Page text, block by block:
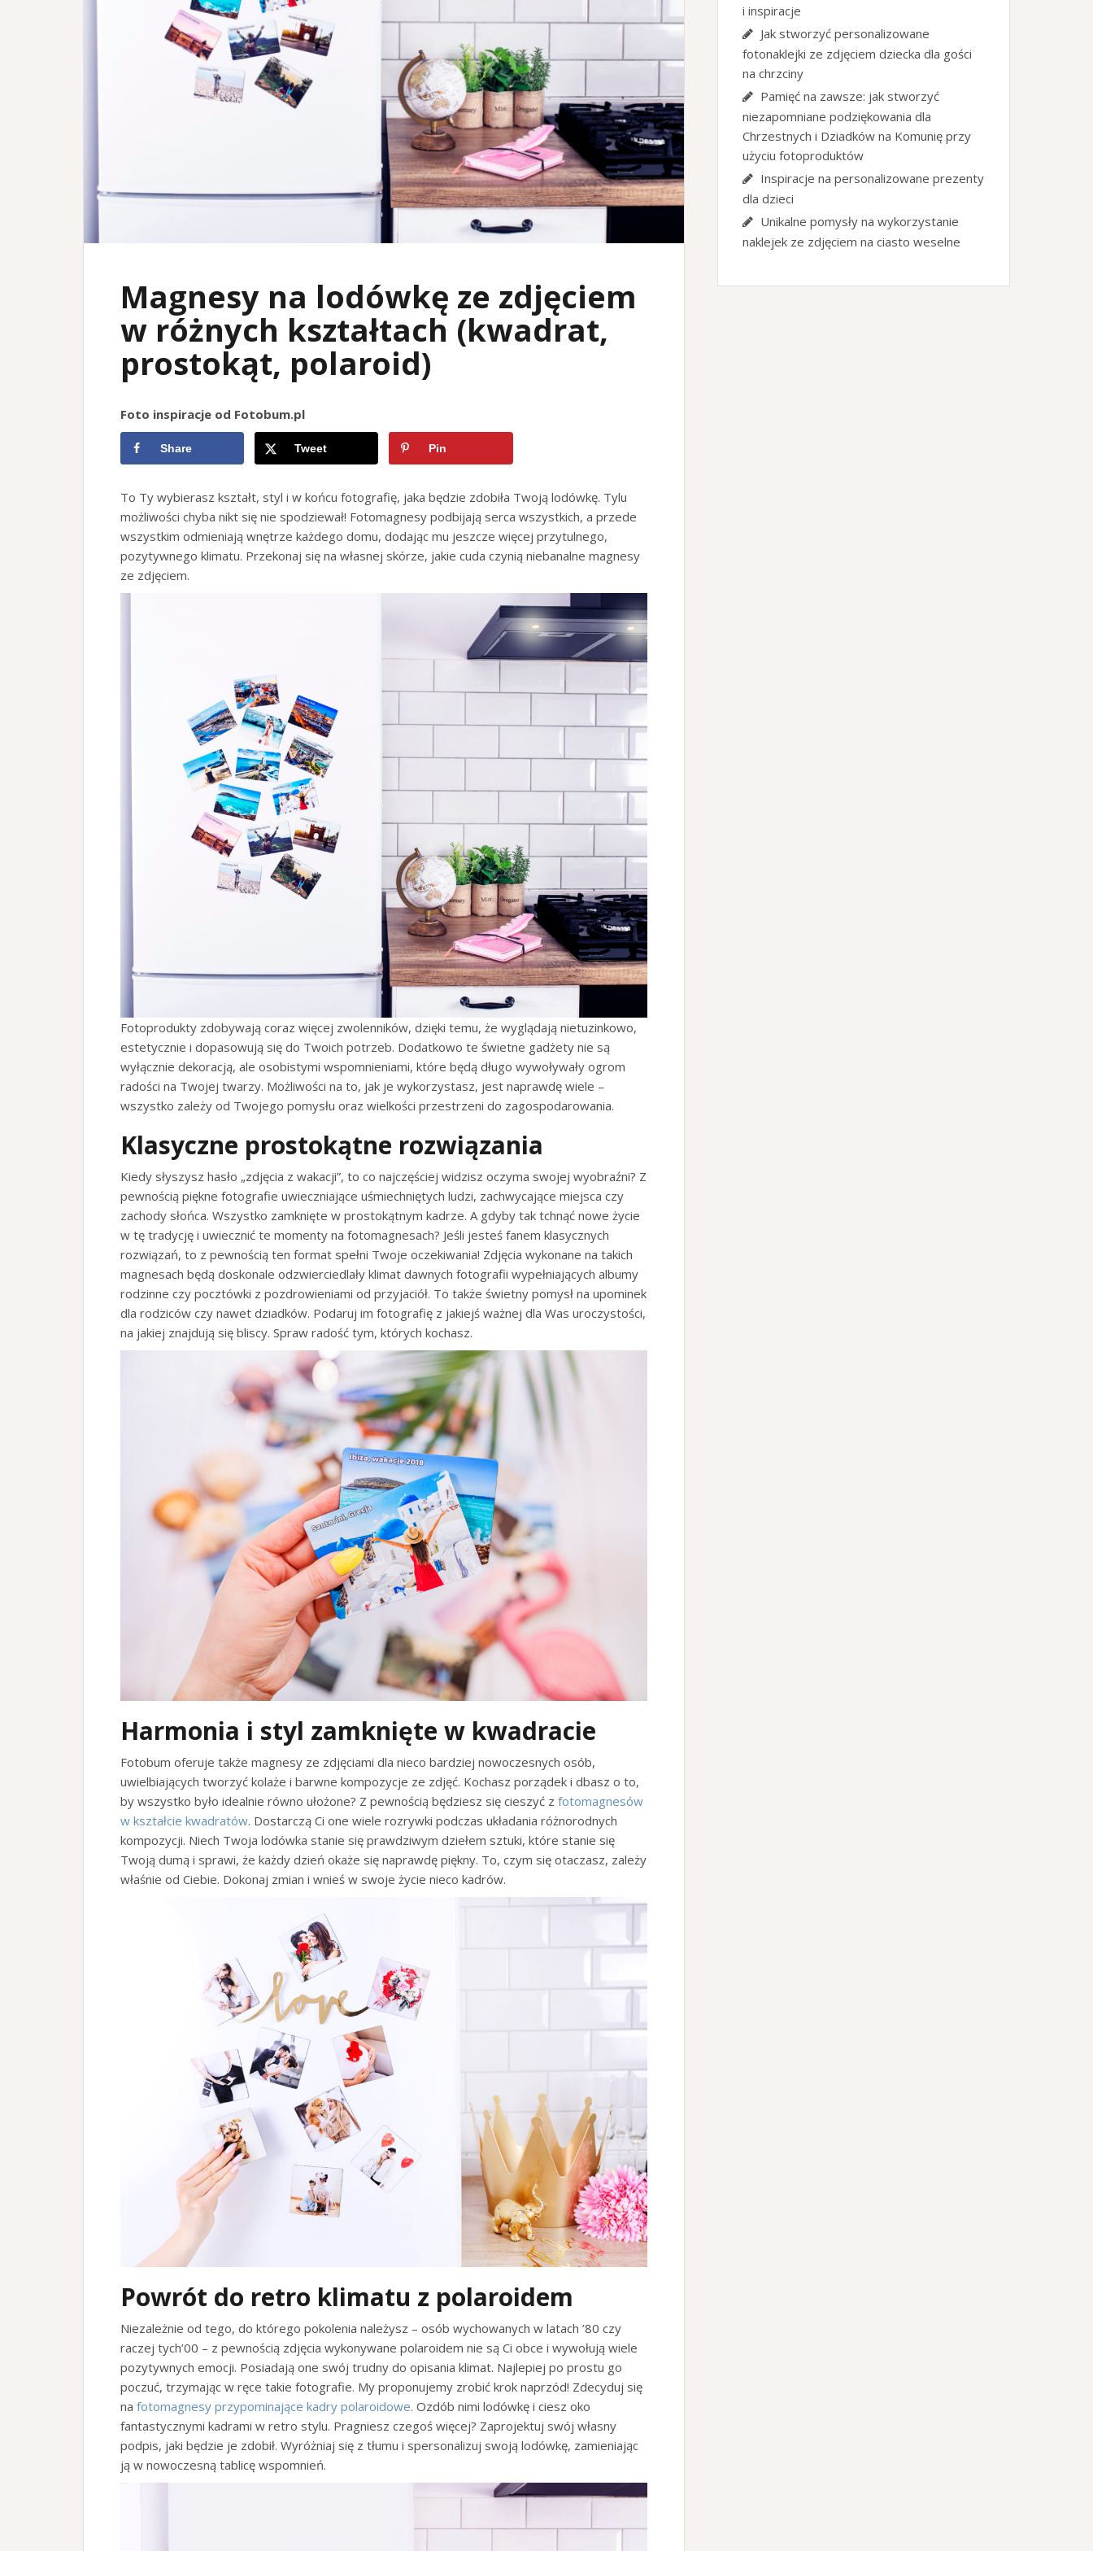
Magnesy na lodówkę ze zdjęciem
w różnych kształtach (kwadrat,
prostokąt, polaroid)
Foto inspiracje od Fotobum.pl
Share Tweet Pin
To Ty wybierasz kształt, styl i w końcu fotografię, jaka będzie zdobiła Twoją lodówkę. Tylu
możliwości chyba nikt się nie spodziewał! Fotomagnesy podbijają serca wszystkich, a przede
wszystkim odmieniają wnętrze każdego domu, dodając mu jeszcze więcej przytulnego,
pozytywnego klimatu. Przekonaj się na własnej skórze, jakie cuda czynią niebanalne magnesy
ze zdjęciem.
Fotoprodukty zdobywają coraz więcej zwolenników, dzięki temu, że wyglądają nietuzinkowo,
estetycznie i dopasowują się do Twoich potrzeb. Dodatkowo te świetne gadżety nie są
wyłącznie dekoracją, ale osobistymi wspomnieniami, które będą długo wywoływały ogrom
radości na Twojej twarzy. Możliwości na to, jak je wykorzystasz, jest naprawdę wiele –
wszystko zależy od Twojego pomysłu oraz wielkości przestrzeni do zagospodarowania.
Klasyczne prostokątne rozwiązania
Kiedy słyszysz hasło „zdjęcia z wakacji”, to co najczęściej widzisz oczyma swojej wyobraźni? Z
pewnością piękne fotografie uwieczniające uśmiechniętych ludzi, zachwycające miejsca czy
zachody słońca. Wszystko zamknięte w prostokątnym kadrze. A gdyby tak tchnąć nowe życie
w tę tradycję i uwiecznić te momenty na fotomagnesach? Jeśli jesteś fanem klasycznych
rozwiązań, to z pewnością ten format spełni Twoje oczekiwania! Zdjęcia wykonane na takich
magnesach będą doskonale odzwierciedlały klimat dawnych fotografii wypełniających albumy
rodzinne czy pocztówki z pozdrowieniami od przyjaciół. To także świetny pomysł na upominek
dla rodziców czy nawet dziadków. Podaruj im fotografię z jakiejś ważnej dla Was uroczystości,
na jakiej znajdują się bliscy. Spraw radość tym, których kochasz.
Harmonia i styl zamknięte w kwadracie
Fotobum oferuje także magnesy ze zdjęciami dla nieco bardziej nowoczesnych osób,
uwielbiających tworzyć kolaże i barwne kompozycje ze zdjęć. Kochasz porządek i dbasz o to,
by wszystko było idealnie równo ułożone? Z pewnością będziesz się cieszyć z fotomagnesów
w kształcie kwadratów. Dostarczą Ci one wiele rozrywki podczas układania różnorodnych
kompozycji. Niech Twoja lodówka stanie się prawdziwym dziełem sztuki, które stanie się
Twoją dumą i sprawi, że każdy dzień okaże się naprawdę piękny. To, czym się otaczasz, zależy
właśnie od Ciebie. Dokonaj zmian i wnieś w swoje życie nieco kadrów.
Powrót do retro klimatu z polaroidem
Niezależnie od tego, do którego pokolenia należysz – osób wychowanych w latach ’80 czy
raczej tych’00 – z pewnością zdjęcia wykonywane polaroidem nie są Ci obce i wywołują wiele
pozytywnych emocji. Posiadają one swój trudny do opisania klimat. Najlepiej po prostu go
poczuć, trzymając w ręce takie fotografie. My proponujemy zrobić krok naprzód! Zdecyduj się
na fotomagnesy przypominające kadry polaroidowe. Ozdób nimi lodówkę i ciesz oko
fantastycznymi kadrami w retro stylu. Pragniesz czegoś więcej? Zaprojektuj swój własny
podpis, jaki będzie je zdobił. Wyróżniaj się z tłumu i spersonalizuj swoją lodówkę, zamieniając
ją w nowoczesną tablicę wspomnień.
i inspiracje
Jak stworzyć personalizowane
fotonaklejki ze zdjęciem dziecka dla gości
na chrzciny
Pamięć na zawsze: jak stworzyć
niezapomniane podziękowania dla
Chrzestnych i Dziadków na Komunię przy
użyciu fotoproduktów
Inspiracje na personalizowane prezenty
dla dzieci
Unikalne pomysły na wykorzystanie
naklejek ze zdjęciem na ciasto weselne